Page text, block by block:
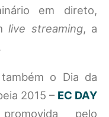
em direto,
live streaming, a
o Dia da
2015 – EC DAY
pelo